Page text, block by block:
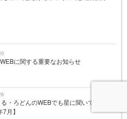
に関する重要なお知らせ
・ろどんのWEBでも星に聞いてくれ！
7月】